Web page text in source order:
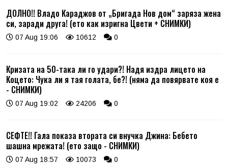
ДОЛНО!! Владо Караджов от „Бригада Нов дом“ заряза жена
си, заради друга! (ето как изригна Цвети + СНИМКИ)
07 Aug 19:06 10612 0
Кризата на 50-така ли го удари?! Надя издра лицето на
Коцето: Чука ли я тая голата, бе?! (няма да повярвате коя е
- СНИМКИ)
07 Aug 19:02 24206 0
СЕФТЕ!! Гала показа втората си внучка Джина: Бебето
шашна мрежата! (ето защо - СНИМКИ)
07 Aug 18:57 10073 0